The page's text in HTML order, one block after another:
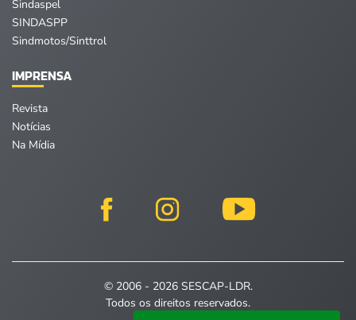
Sindaspel
SINDASPP
Sindmotos/Sinttrol
IMPRENSA
Revista
Notícias
Na Mídia
© 2006 - 2026 SESCAP-LDR.
Todos os direitos reservados.